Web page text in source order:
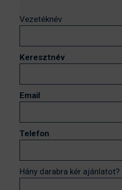
Vezetéknév
Keresztnév
Email
Telefon
Hány darabra kér ajánlatot?